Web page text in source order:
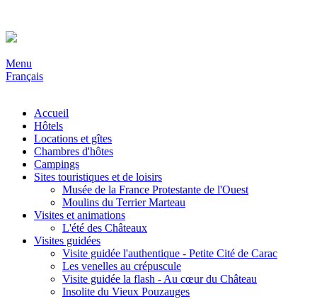
Menu
Français
Accueil
Hôtels
Locations et gîtes
Chambres d'hôtes
Campings
Sites touristiques et de loisirs
Musée de la France Protestante de l'Ouest
Moulins du Terrier Marteau
Visites et animations
L'été des Châteaux
Visites guidées
Visite guidée l'authentique - Petite Cité de Carac
Les venelles au crépuscule
Visite guidée la flash - Au cœur du Château
Insolite du Vieux Pouzauges